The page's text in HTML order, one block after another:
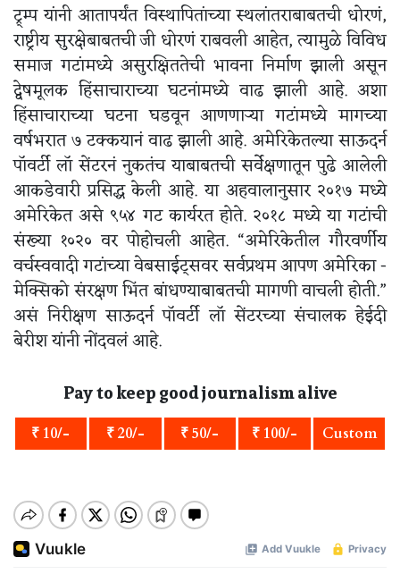
ट्र्म्प यांनी आतापर्यंत विस्थापितांच्या स्थलांतराबाबतची धोरणं,
राष्ट्रीय सुरक्षेबाबतची जी धोरणं राबवली आहेत, त्यामुळे विविध
समाज गटांमध्ये असुरक्षिततेची भावना निर्माण झाली असून
द्वेषमूलक हिंसाचाराच्या घटनांमध्ये वाढ झाली आहे. अशा
हिंसाचाराच्या घटना घडवून आणणाऱ्या गटांमध्ये मागच्या
वर्षभरात ७ टक्कयानं वाढ झाली आहे. अमेरिकेतल्या साऊदर्न
पॉवर्टी लॉ सेंटरनं नुकतंच याबाबतची सर्वेक्षणातून पुढे आलेली
आकडेवारी प्रसिद्ध केली आहे. या अहवालानुसार २०१७ मध्ये
अमेरिकेत असे ९५४ गट कार्यरत होते. २०१८ मध्ये या गटांची
संख्या १०२० वर पोहोचली आहेत. “अमेरिकेतील गौरवर्णीय
वर्चस्ववादी गटांच्या वेबसाईट्सवर सर्वप्रथम आपण अमेरिका -
मेक्सिको संरक्षण भिंत बांधण्याबाबतची मागणी वाचली होती.”
असं निरीक्षण साऊदर्न पॉवर्टी लॉ सेंटरच्या संचालक हेईदी
बेरीश यांनी नोंदवलं आहे.
Pay to keep good journalism alive
₹ 10/- ₹ 20/- ₹ 50/- ₹ 100/- Custom